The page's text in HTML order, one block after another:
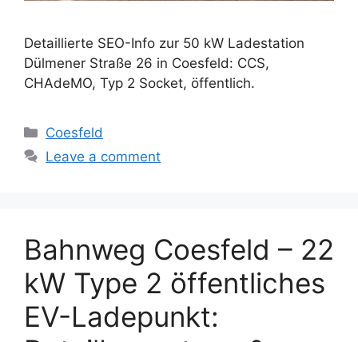
Detaillierte SEO-Info zur 50 kW Ladestation
Dülmener Straße 26 in Coesfeld: CCS,
CHAdeMO, Typ 2 Socket, öffentlich.
Categories
Coesfeld
Leave a comment
Bahnweg Coesfeld – 22
kW Type 2 öffentliches
EV-Ladepunkt: